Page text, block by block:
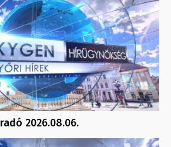
2026.08.06.